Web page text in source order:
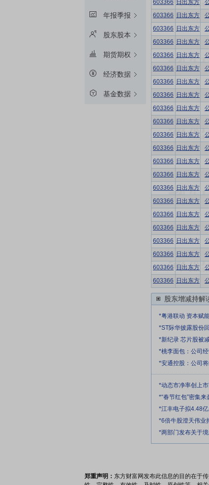
年报季报
股东股本
期货期权
经济数据
基金数据
603366 日出东方
603366 日出东方
603366 日出东方
603366 日出东方
603366 日出东方
603366 日出东方
603366 日出东方
603366 日出东方
603366 日出东方
603366 日出东方
603366 日出东方
603366 日出东方
603366 日出东方
603366 日出东方
603366 日出东方
603366 日出东方
603366 日出东方
603366 日出东方
603366 日出东方
603366 日出东方
603366 日出东方
603366 日出东方
股东增减持解
*粤港联动 资本赋
*ST际华披露股份
*新纪录 芯片股被
*桃李面包：公司
*安通控股：公司
*动态市净率创上
*“春节红包”密集
*江丰电子拟4.48
*6倍牛股澄天伟业
*两部门发布关于
郑重声明： 东方财富网发布此信息的目的在于